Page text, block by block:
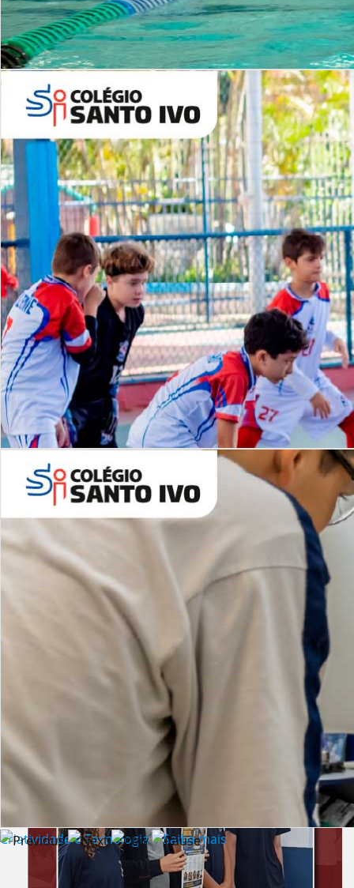
Período Integral | Saiba mais
Desafios | Saiba mais
Criatividade e Tecnologia | Saiba mais
Lista de vídeos
NOSSOCANAL